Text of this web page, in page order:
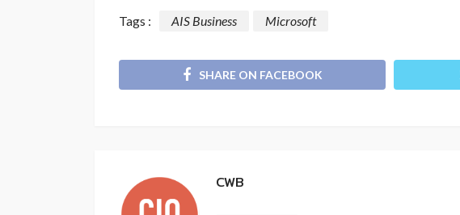
Tags : AIS Business Microsoft
SHARE ON FACEBOOK
CWB